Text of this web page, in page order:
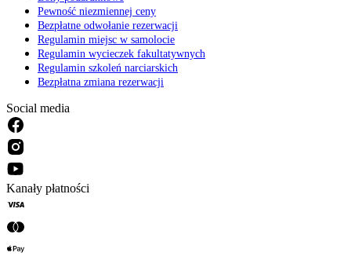
Pewność niezmiennej ceny
Bezpłatne odwołanie rezerwacji
Regulamin miejsc w samolocie
Regulamin wycieczek fakultatywnych
Regulamin szkoleń narciarskich
Bezpłatna zmiana rezerwacji
Social media
Kanały płatności